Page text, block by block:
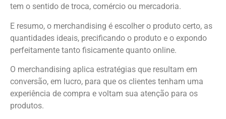
tem o sentido de troca, comércio ou mercadoria.
E resumo, o merchandising é escolher o produto certo, as
quantidades ideais, precificando o produto e o expondo
perfeitamente tanto fisicamente quanto online.
O merchandising aplica estratégias que resultam em
conversão, em lucro, para que os clientes tenham uma
experiência de compra e voltam sua atenção para os
produtos.